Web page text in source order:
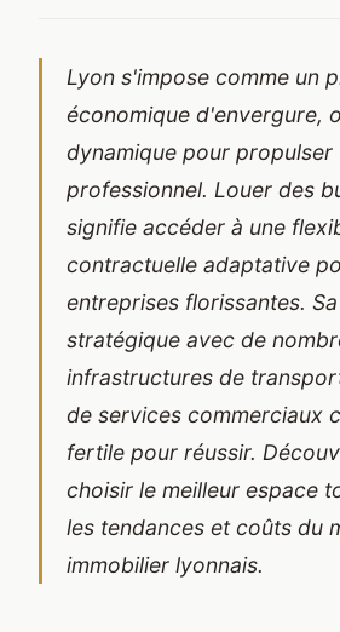
Lyon s'impose comme un
économique d'envergure,
dynamique pour
professionnel. Louer des
signifie accéder à une
contractuelle adaptative
entreprises florissantes.
stratégique avec de
infrastructures de
de services commerciaux
fertile pour réussir.
choisir le meilleur espace
les tendances et coûts du
immobilier lyonnais.